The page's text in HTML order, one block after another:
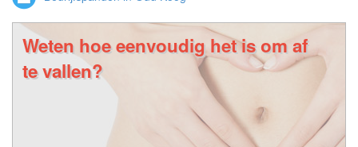
Weten hoe eenvoudig het is om af
te vallen?